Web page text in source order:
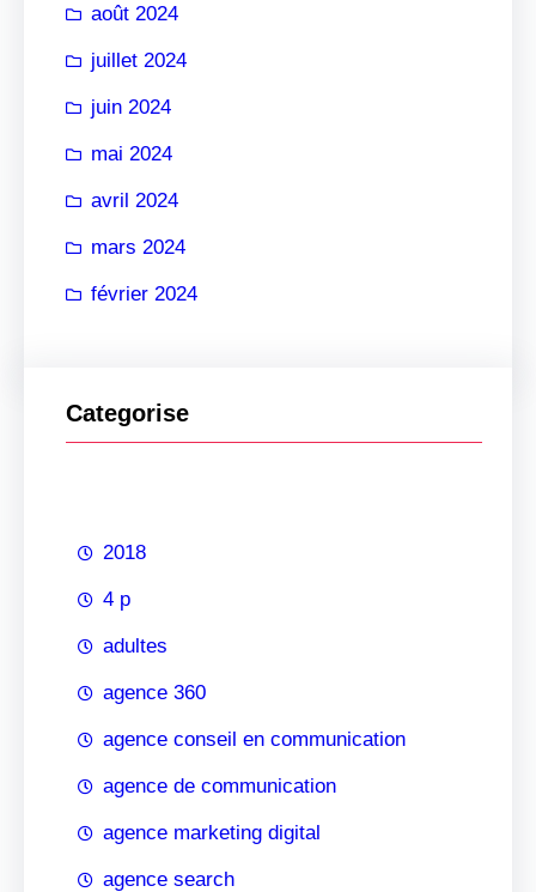
août 2024
juillet 2024
juin 2024
mai 2024
avril 2024
mars 2024
février 2024
Categorise
2018
4 p
adultes
agence 360
agence conseil en communication
agence de communication
agence marketing digital
agence search